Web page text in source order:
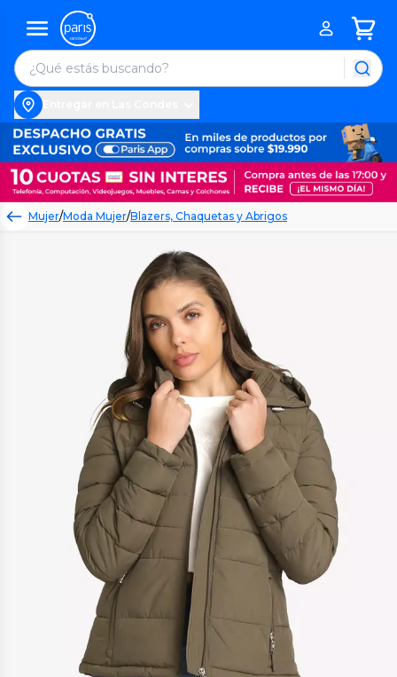
Mujer/Moda Mujer/Blazers, Chaquetas y Abrigos